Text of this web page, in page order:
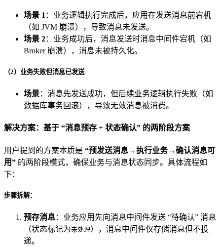
场景 1 ：业务逻辑执行完成后，应用在发送消息前宕机
（如 JVM 崩溃），导致消息未发送。
场景 2：业务成功后，消息发送时消息中间件宕机（如
Broker 崩溃），消息未被持久化。
（2）业务失败但消息已发送
场景：消息先发送成功，但后续业务逻辑执行失败（如
数据库事务回滚），导致无效消息被消费。
解决方案：基于 “消息预存 + 状态确认” 的两阶段方案
用户提到的方案本质是 “预发送消息→执行业务→确认消息可
用” 的两阶段模式，确保业务与消息状态同步。具体流程如
下：
步骤拆解：
预存消息：业务应用先向消息中间件发送 “待确认” 消息
（状态标记为未处理），消息中间件仅存储消息但不投
递。